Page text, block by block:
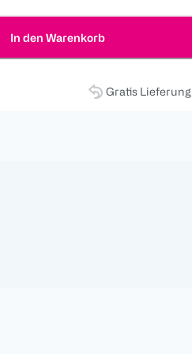
In den Warenkorb
Gratis